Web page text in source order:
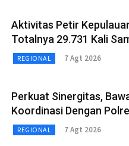
Aktivitas Petir
Totalnya 29.731 Kali
REGIONAL 7 Agt 2026
Perkuat Sinergitas,
Koordinasi Dengan
REGIONAL 7 Agt 2026